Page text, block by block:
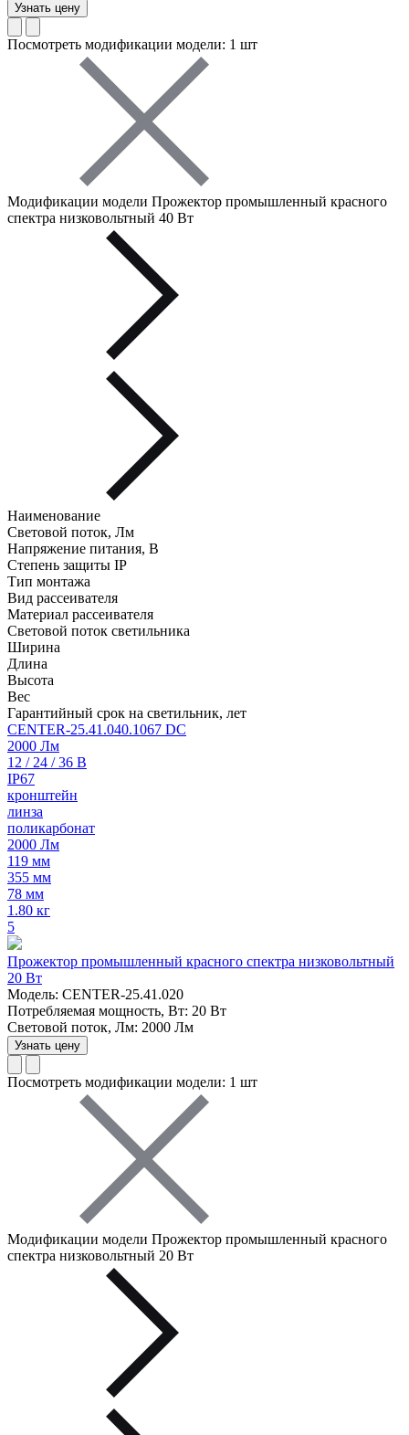
Узнать цену
Посмотреть модификации модели: 1 шт
Модификации модели Прожектор промышленный красного
спектра низковольтный 40 Вт
Наименование
Световой поток, Лм
Напряжение питания, В
Степень защиты IP
Тип монтажа
Вид рассеивателя
Материал рассеивателя
Световой поток светильника
Ширина
Длина
Высота
Вес
Гарантийный срок на светильник, лет
CENTER-25.41.040.1067 DC
2000 Лм
12 / 24 / 36 В
IP67
кронштейн
линза
поликарбонат
2000 Лм
119 мм
355 мм
78 мм
1.80 кг
5
Прожектор промышленный красного спектра низковольтный
20 Вт
Модель: CENTER-25.41.020
Потребляемая мощность, Вт: 20 Вт
Световой поток, Лм: 2000 Лм
Узнать цену
Посмотреть модификации модели: 1 шт
Модификации модели Прожектор промышленный красного
спектра низковольтный 20 Вт